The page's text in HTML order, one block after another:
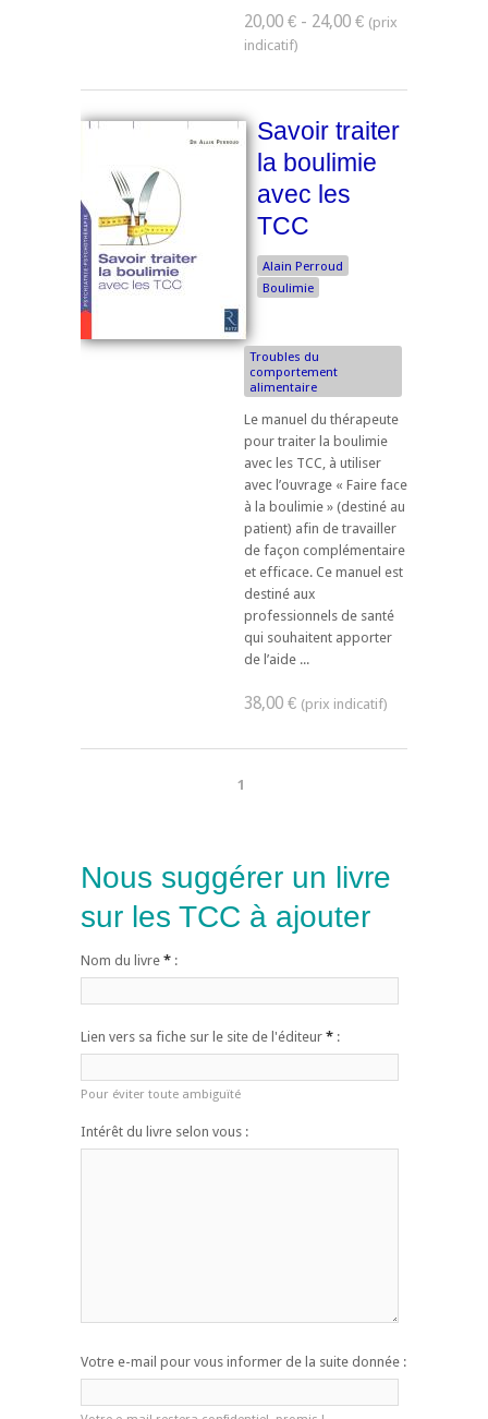
20,00 € - 24,00 €
Savoir traiter
la boulimie
avec les
TCC
Alain Perroud
Boulimie
Troubles du
comportement
alimentaire
Le manuel du thérapeute
pour traiter la boulimie
avec les TCC, à utiliser
avec l’ouvrage « Faire face
à la boulimie » (destiné au
patient) afin de travailler
de façon complémentaire
et efficace. Ce manuel est
destiné aux
professionnels de santé
qui souhaitent apporter
de l’aide ...
38,00 €
1
Nous suggérer un livre
sur les TCC à ajouter
Nom du livre * :
Lien vers sa fiche sur le site de l'éditeur * :
Pour éviter toute ambiguïté
Intérêt du livre selon vous :
Votre e-mail pour vous informer de la suite donnée :